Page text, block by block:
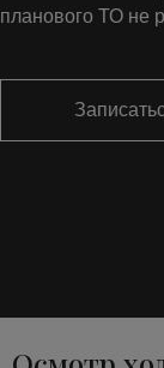
планового ТО не